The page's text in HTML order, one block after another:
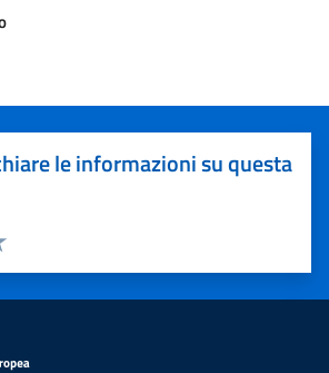
le informazioni su questa
5 stelle su 5
stelle su 5
su 5
su 5